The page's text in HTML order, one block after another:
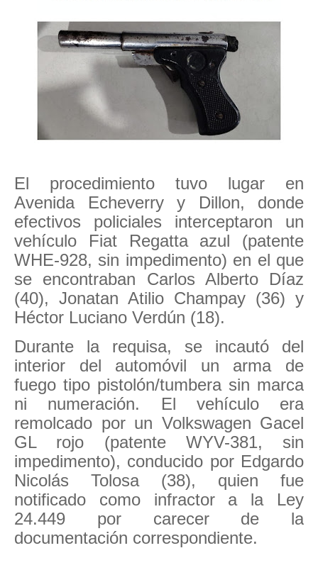
El procedimiento tuvo lugar en
Avenida Echeverry y Dillon, donde
efectivos policiales interceptaron un
vehículo Fiat Regatta azul (patente
WHE-928, sin impedimento) en el que
se encontraban Carlos Alberto Díaz
(40), Jonatan Atilio Champay (36) y
Héctor Luciano Verdún (18).
Durante la requisa, se incautó del
interior del automóvil un arma de
fuego tipo pistolón/tumbera sin marca
ni numeración. El vehículo era
remolcado por un Volkswagen Gacel
GL rojo (patente WYV-381, sin
impedimento), conducido por Edgardo
Nicolás Tolosa (38), quien fue
notificado como infractor a la Ley
24.449 por carecer de la
documentación correspondiente.